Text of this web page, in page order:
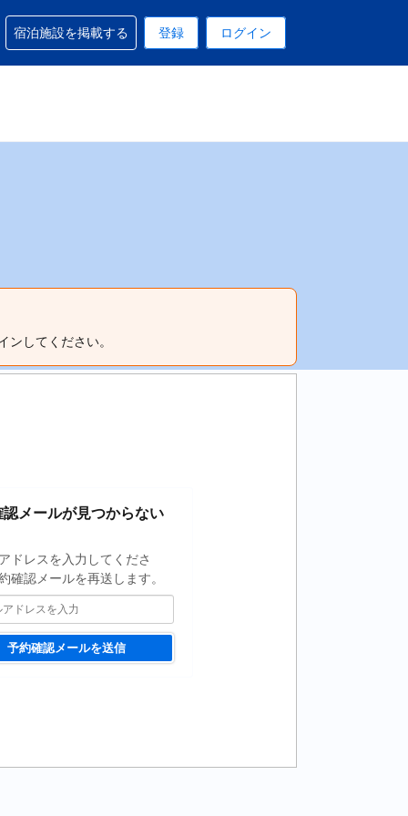
中の表示通貨はUSドルです
在選択中の言語は日本語です
に関するサポートを受けられます
宿泊施設を掲載する 登録 ログイン
してください。
メールが見つからない
ドレスを入力してくださ
確認メールを再送します。
予約確認メールを送信